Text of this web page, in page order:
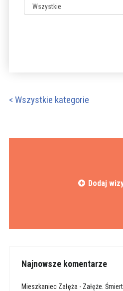
< Wszystkie kategorie
Dodaj
Najnowsze komentarze
Mieszkaniec Załęża - Załęże.